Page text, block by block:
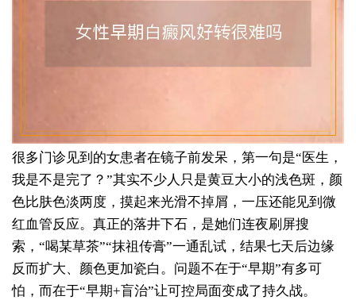
很多门诊见到的女患者在镜子前发呆，第一句是“医生，
我是不是完了？”其实不少人只是黄豆大小的浅色斑，颜
色比肤色淡两度，摸起来光滑不掉屑，一压还能见到微
红血管反应。真正的落井下石，是她们连夜刷屏搜
索，“喝某草茶”“抹祖传膏”一通乱试，结果七天后边缘
反而扩大、颜色更加瓷白。问题不在于“早期”有多可
怕，而在于“早期+盲治”让可控局面变成了持久战。